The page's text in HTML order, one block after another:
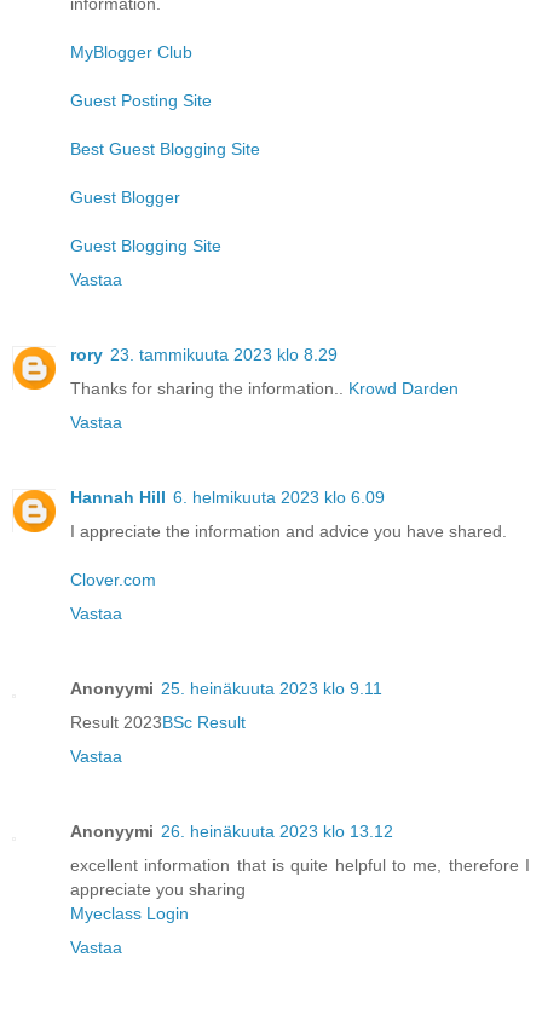
information.
MyBlogger Club
Guest Posting Site
Best Guest Blogging Site
Guest Blogger
Guest Blogging Site
Vastaa
rory 23. tammikuuta 2023 klo 8.29
Thanks for sharing the information.. Krowd Darden
Vastaa
Hannah Hill 6. helmikuuta 2023 klo 6.09
I appreciate the information and advice you have shared.
Clover.com
Vastaa
Anonyymi 25. heinäkuuta 2023 klo 9.11
Result 2023BSc Result
Vastaa
Anonyymi 26. heinäkuuta 2023 klo 13.12
excellent information that is quite helpful to me, therefore I
appreciate you sharing
Myeclass Login
Vastaa